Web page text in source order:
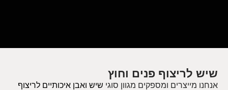
שיש לריצוף פנים וחוץ
אנחנו מייצרים ומספקים מגוון סוגי שיש ואבן איכותיים לריצוף